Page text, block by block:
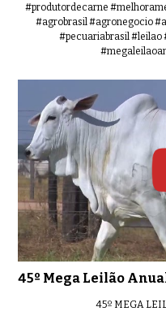
#produtordecarne
#agrobrasil #agronegocio
#pecuariabrasil #leilao
45º MEGA